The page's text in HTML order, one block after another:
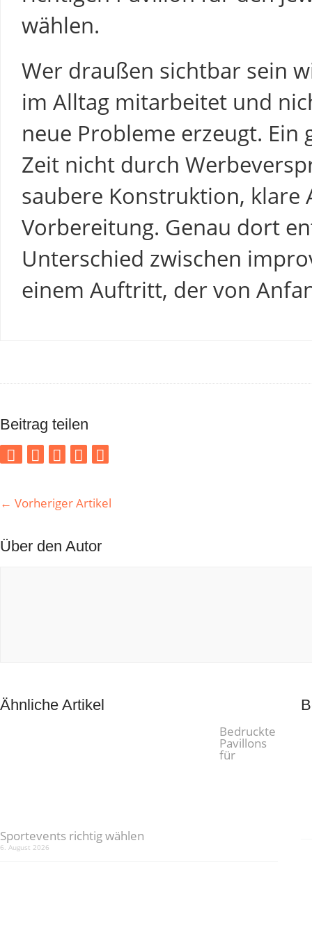
wählen.
Wer draußen sichtbar sein
im Alltag mitarbeitet und
neue Probleme erzeugt.
Zeit nicht durch
saubere Konstruktion, klare
Vorbereitung. Genau dort
Unterschied zwischen
einem Auftritt, der von
Beitrag teilen
← Vorheriger Artikel
Über den Autor
Ähnliche Artikel
Bedruckte
Pavillons
für
Sportevents richtig wählen
6. August 2026